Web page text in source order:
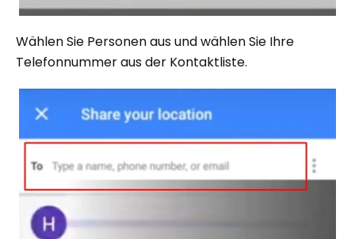
Wählen Sie Personen aus und wählen Sie Ihre
Telefonnummer aus der Kontaktliste.